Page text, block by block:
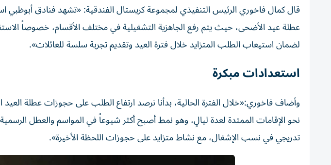
قال كمال فاخوري الرئيس التنفيذي لمجموعة كريستال الفندقية: «تشهد فنادق أبوظبي
عطلة عيد الأضحى، حيث يتم رفع الجاهزية التشغيلية في مختلف الأقسام، خصوصاً
لضمان استيعاب الطلب المتزايد خلال فترة العيد وتقديم تجربة سلسة للعائلات».
استعدادات مبكرة
وأضاف فاخوري:«خلال الفترة الحالية، بدأنا نرصد ارتفاع الطلب على حجوزات عطلة
نحو الإقامات الممتدة لعدة ليالٍ، وهو نمط أصبح أكثر شيوعاً في المواسم والعطل
تدريجي في نسب الإشغال، مع نشاط متزايد على حجوزات اللحظة الأخيرة».